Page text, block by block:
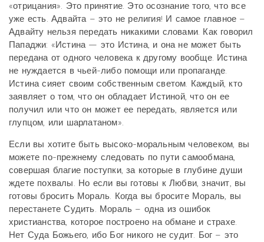
«отрицания». Это принятие. Это осознание того, что все
уже есть. Адвайта – это не религия! И самое главное –
Адвайту нельзя передать никакими словами. Как говорил
Пападжи: «Истина — это Истина, и она не может быть
передана от одного человека к другому вообще. Истина
не нуждается в чьей-либо помощи или пропаганде.
Истина сияет своим собственным светом. Каждый, кто
заявляет о том, что он обладает Истиной, что он ее
получил или что он может ее передать, является или
глупцом, или шарлатаном».
Если вы хотите быть высоко-моральным человеком, вы
можете по-прежнему следовать по пути самообмана,
совершая благие поступки, за которые в глубине души
ждете похвалы. Но если вы готовы к Любви, значит, вы
готовы бросить Мораль. Когда вы бросите Мораль, вы
перестанете Судить. Мораль – одна из ошибок
христианства, которое построено на обмане и страхе.
Нет Суда Божьего, ибо Бог никого не судит. Бог – это